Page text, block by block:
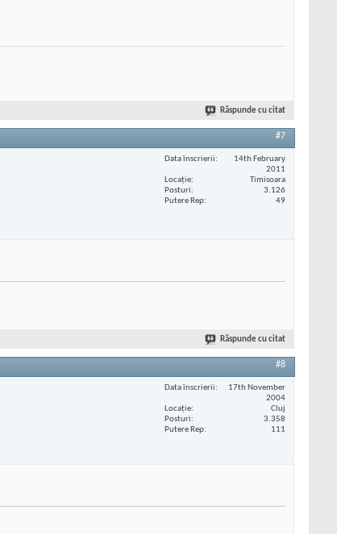
Răspunde cu citat
#7
Data înscrierii
14th February
2011
Locaţie
Timisoara
Posturi
3.126
Putere Rep
49
Răspunde cu citat
#8
Data înscrierii
17th November
2004
Locaţie
Cluj
Posturi
3.358
Putere Rep
111